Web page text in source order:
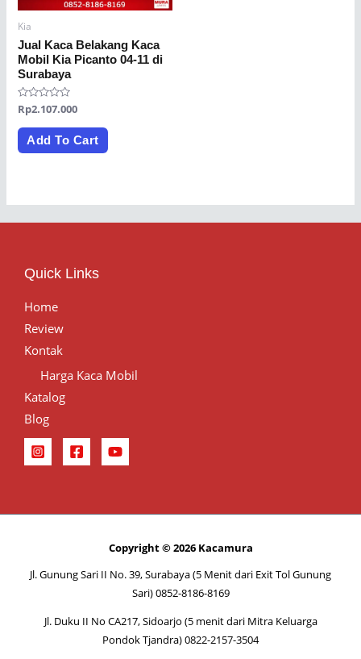
Kia
Jual Kaca Belakang Kaca
Mobil Kia Picanto 04-11 di
Surabaya
Rated
0
out
Rp2.107.000
Add To Cart
Quick Links
Home
Review
Kontak
Harga Kaca Mobil
Katalog
Blog
Copyright © 2026 Kacamura
Jl. Gunung Sari II No. 39, Surabaya (5 Menit dari Exit Tol Gunung
Sari) 0852-8186-8169
Jl. Duku II No CA217, Sidoarjo (5 menit dari Mitra Keluarga
Pondok Tjandra) 0822-2157-3504